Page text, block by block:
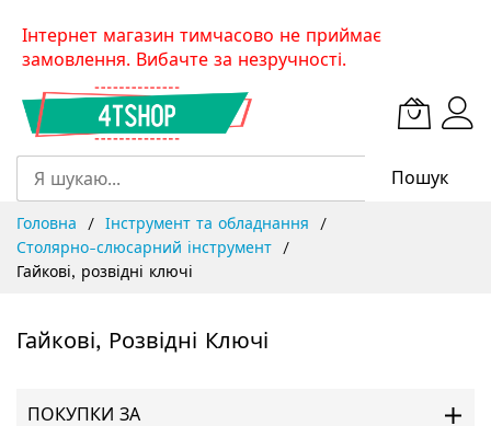
SkipІнтернет магазин тимчасово не приймає
замовлення. Вибачте за незручності.
Пошук
Головна
Інструмент та обладнання
Столярно-слюсарний інструмент
Гайкові, розвідні ключі
Гайкові, Розвідні Ключі
ПОКУПКИ ЗА